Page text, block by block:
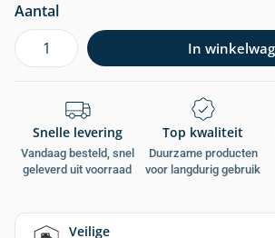
Aantal
In
Snelle levering
Vandaag besteld, snel
geleverd uit voorraad
Top kwaliteit
Duurzame producten
voor langdurig gebruik
Veilige